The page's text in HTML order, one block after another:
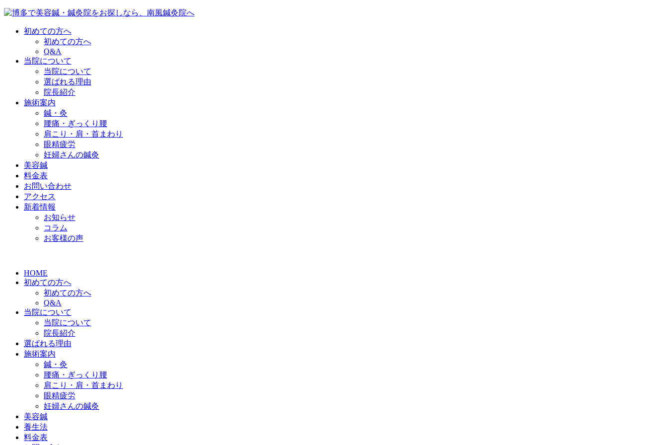
初めての方へ
初めての方へ
Q&A
当院について
当院について
選ばれる理由
院長紹介
施術案内
鍼・灸
腰痛・ぎっくり腰
肩こり・肩・首まわり
眼精疲労
妊婦さんの鍼灸
美容鍼
料金表
お問い合わせ
アクセス
新着情報
お知らせ
コラム
お客様の声
HOME
初めての方へ
初めての方へ
Q&A
当院について
当院について
院長紹介
選ばれる理由
施術案内
鍼・灸
腰痛・ぎっくり腰
肩こり・肩・首まわり
眼精疲労
妊婦さんの鍼灸
美容鍼
養生法
料金表